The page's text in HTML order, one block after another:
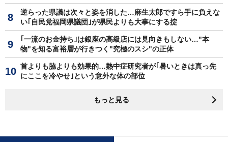
逆らった県議は次々と姿を消した…麻生太郎ですら手に負えな
い｢自民党福岡県議団｣が県民よりも大事にする掟
｢一流のお金持ち｣は銀座の高級店には見向きもしない…"本
物"を知る富裕層が行きつく"究極のスシ"の正体
首よりも脇よりも効果的…熱中症研究者が｢暑いときは真っ先
にここを冷やせ｣という意外な体の部位
もっと見る